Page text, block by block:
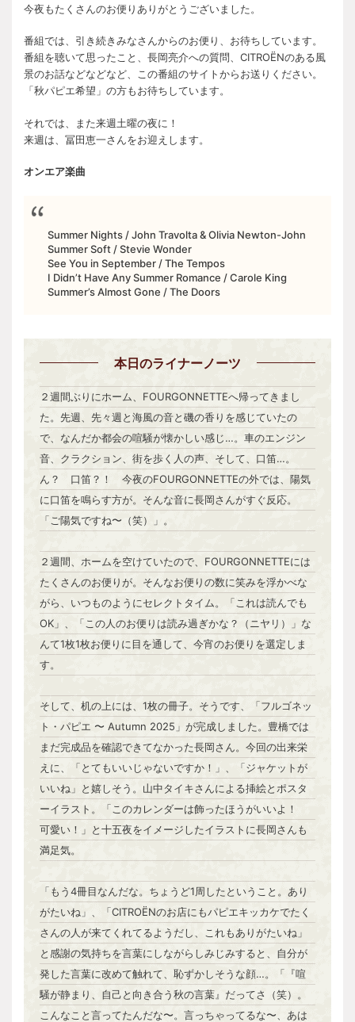
今夜もたくさんのお便りありがとうございました。
番組では、引き続きみなさんからのお便り、お待ちしています。
番組を聴いて思ったこと、長岡亮介への質問、CITROËNのある風
景のお話などなどなど、この番組のサイトからお送りください。
「秋パピエ希望」の方もお待ちしています。
それでは、また来週土曜の夜に！
来週は、冨田恵一さんをお迎えします。
オンエア楽曲
Summer Nights / John Travolta & Olivia Newton-John
Summer Soft / Stevie Wonder
See You in September / The Tempos
I Didn’t Have Any Summer Romance / Carole King
Summer’s Almost Gone / The Doors
本日のライナーノーツ
２週間ぶりにホーム、FOURGONNETTEへ帰ってきまし
た。先週、先々週と海風の音と磯の香りを感じていたの
で、なんだか都会の喧騒が懐かしい感じ…。車のエンジン
音、クラクション、街を歩く人の声、そして、口笛…。
ん？ 口笛？！ 今夜のFOURGONNETTEの外では、陽気
に口笛を鳴らす方が。そんな音に長岡さんがすぐ反応。
「ご陽気ですね〜（笑）」。
２週間、ホームを空けていたので、FOURGONNETTEには
たくさんのお便りが。そんなお便りの数に笑みを浮かべな
がら、いつものようにセレクトタイム。「これは読んでも
OK」、「この人のお便りは読み過ぎかな？（ニヤリ）」な
んて1枚1枚お便りに目を通して、今宵のお便りを選定しま
す。
そして、机の上には、1枚の冊子。そうです、「フルゴネッ
ト・パピエ 〜 Autumn 2025」が完成しました。豊橋では
まだ完成品を確認できてなかった長岡さん。今回の出来栄
えに、「とてもいいじゃないですか！」、「ジャケットが
いいね」と嬉しそう。山中タイキさんによる挿絵とポスタ
ーイラスト。「このカレンダーは飾ったほうがいいよ！
可愛い！」と十五夜をイメージしたイラストに長岡さんも
満足気。
「もう4冊目なんだな。ちょうど1周したということ。あり
がたいね」、「CITROËNのお店にもパピエキッカケでたく
さんの人が来てくれてるようだし、これもありがたいね」
と感謝の気持ちを言葉にしながらしみじみすると、自分が
発した言葉に改めて触れて、恥ずかしそうな顔…。「『喧
騒が静まり、自己と向き合う秋の言葉』だってさ（笑）。
こんなこと言ってたんだな〜。言っちゃってるな〜、あは